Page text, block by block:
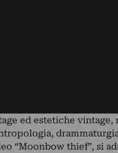
ed estetiche
“Moonbow thief”, si